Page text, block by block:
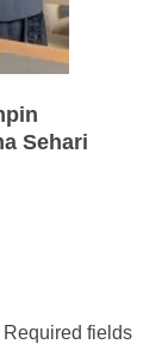
Sehari
Required fields